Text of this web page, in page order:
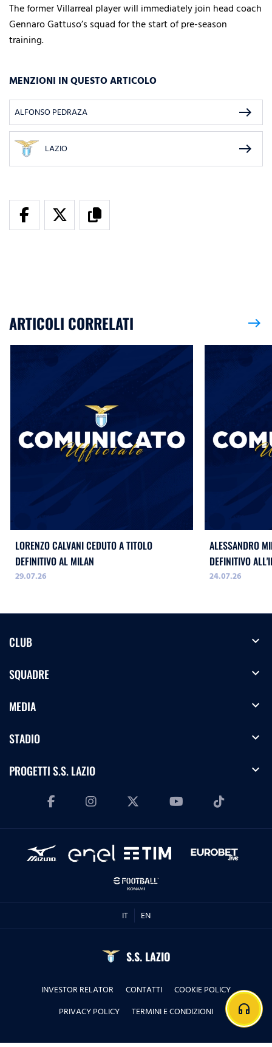
The former Villarreal player will immediately join head coach
Gennaro Gattuso’s squad for the start of pre-season
training.
MENZIONI IN QUESTO ARTICOLO
ALFONSO PEDRAZA east
LAZIO east
ARTICOLI CORRELATI east
LORENZO CALVANI CEDUTO A TITOLO
DEFINITIVO AL MILAN
29.07.26
ALESSANDRO
DEFINITIVO
24.07.26
CLUB expand_more
SQUADRE expand_more
MEDIA expand_more
STADIO expand_more
PROGETTI S.S. LAZIO expand_more
IT EN
S.S. LAZIO
INVESTOR RELATOR CONTATTI
COOKIE POLICY
PRIVACY POLICY
TERMINI E CONDIZIONI headphones